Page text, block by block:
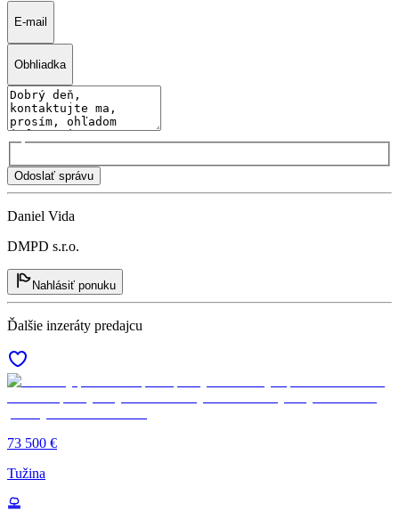
E-mail
Obhliadka
Odoslať správu
Daniel Vida
DMPD s.r.o.
Nahlásiť ponuku
Ďalšie inzeráty predajcu
73 500 €
Tužina